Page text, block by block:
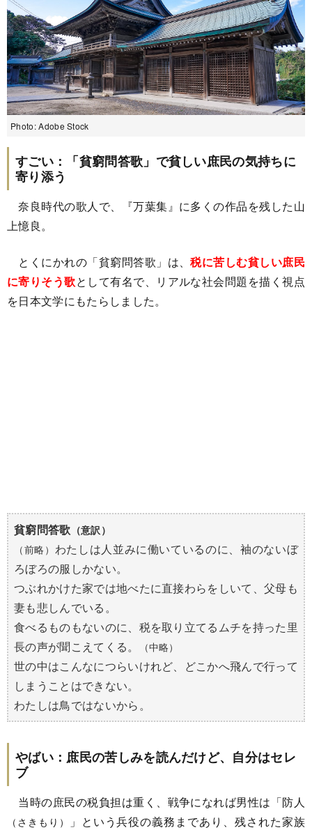
Photo: Adobe Stock
すごい：「貧窮問答歌」で貧しい庶民の気持ちに
寄り添う
奈良時代の歌人で、『万葉集』に多くの作品を残した山
上憶良。
とくにかれの「貧窮問答歌」は、税に苦しむ貧しい庶民
に寄りそう歌として有名で、リアルな社会問題を描く視点
を日本文学にもたらしました。
貧窮問答歌 （意訳）
（前略） わたしは人並みに働いているのに、袖のないぼ
ろぼろの服しかない。
つぶれかけた家では地べたに直接わらをしいて、父母も
妻も悲しんでいる。
食べるものもないのに、税を取り立てるムチを持った里
長の声が聞こえてくる。
（中略）
世の中はこんなにつらいけれど、どこかへ飛んで行って
しまうことはできない。
わたしは鳥ではないから。
やばい：庶民の苦しみを読んだけど、自分はセレ
ブ
当時の庶民の税負担は重く、戦争になれば男性は「防人
（さきもり）
」という兵役の義務まであり、残された家族